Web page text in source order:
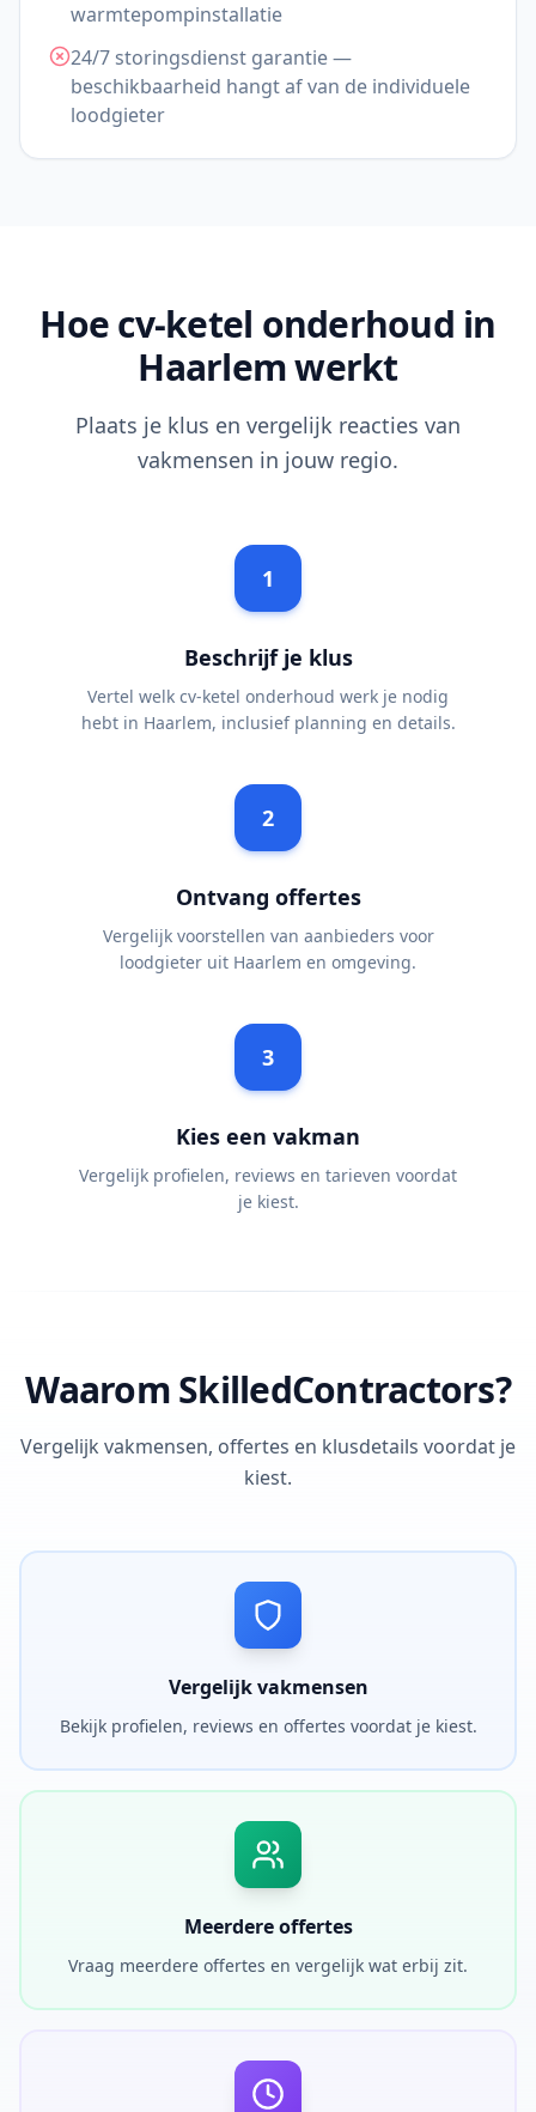
warmtepompinstallatie
24/7 storingsdienst garantie —
beschikbaarheid hangt af van de individuele
loodgieter
Hoe cv-ketel onderhoud in
Haarlem werkt
Plaats je klus en vergelijk reacties van
vakmensen in jouw regio.
1
Beschrijf je klus
Vertel welk cv-ketel onderhoud werk je nodig
hebt in Haarlem, inclusief planning en details.
2
Ontvang offertes
Vergelijk voorstellen van aanbieders voor
loodgieter uit Haarlem en omgeving.
3
Kies een vakman
Vergelijk profielen, reviews en tarieven voordat
je kiest.
Waarom SkilledContractors?
Vergelijk vakmensen, offertes en klusdetails voordat je
kiest.
Vergelijk vakmensen
Bekijk profielen, reviews en offertes voordat je kiest.
Meerdere offertes
Vraag meerdere offertes en vergelijk wat erbij zit.